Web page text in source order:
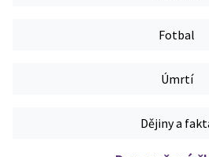
Fotbal
Úmrtí
Dějiny a